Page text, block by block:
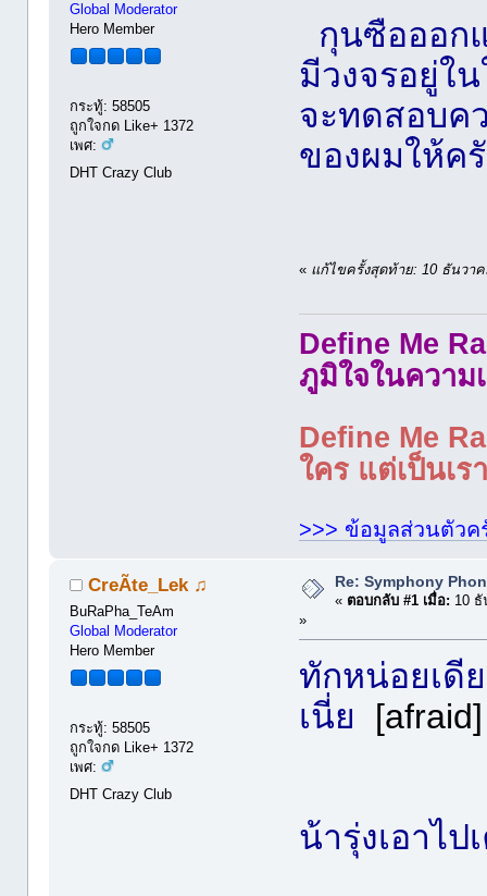
Global Moderator
Hero Member
กระทู้: 58505
ถูกใจกด Like+ 1372
เพศ:
DHT Crazy Club
กุนซือออก
มีวงจรอยู่ใ
จะทดสอบค
ของผมให้ค
« แก้ไขครั้งสุดท้าย: 10 ธันวาค
Define Me
ภูมิใจในความ
Define Me
ใคร แต่เป็นเ
>>> ข้อมูลส่วนตัวค
CreÃte_Lek ♫
BuRaPha_TeAm
Global Moderator
Hero Member
กระทู้: 58505
ถูกใจกด Like+ 1372
เพศ:
DHT Crazy Club
Re: Symphony
« ตอบกลับ #1 เมื่อ: 10 ธั
»
ทักหน่อยเดี
เนี่ย [afraid]
น้ารุ่งเอาไ